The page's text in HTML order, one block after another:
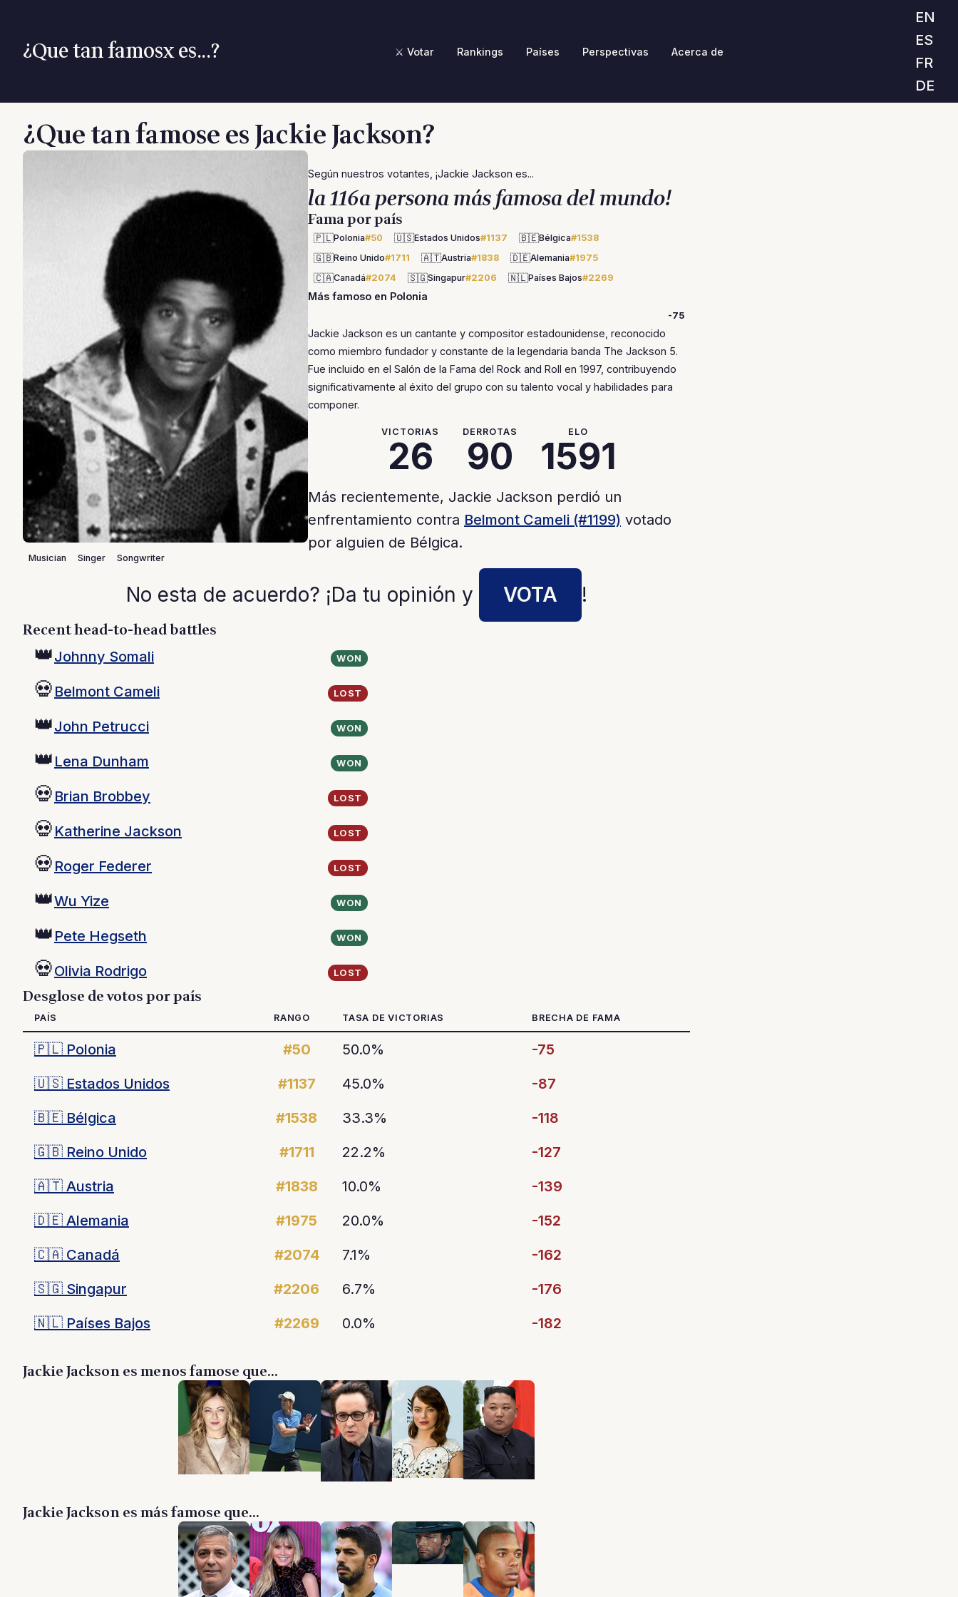
¿Que tan famosx es...? ⚔️ Votar Rankings Países Perspectivas Acerca de
EN
ES
FR
DE
¿Que tan famose es Jackie Jackson?
Musician Singer Songwriter
Según nuestros votantes, ¡Jackie Jackson es...
la 116a persona más famosa del mundo!
Fama por país
🇵🇱Polonia#50 🇺🇸Estados Unidos#1137 🇧🇪Bélgica#1538
🇬🇧Reino Unido#1711 🇦🇹Austria#1838 🇩🇪Alemania#1975
🇨🇦Canadá#2074 🇸🇬Singapur#2206 🇳🇱Países Bajos#2269
Más famoso en Polonia
-75
Jackie Jackson es un cantante y compositor estadounidense, reconocido
como miembro fundador y constante de la legendaria banda The Jackson 5.
Fue incluido en el Salón de la Fama del Rock and Roll en 1997, contribuyendo
significativamente al éxito del grupo con su talento vocal y habilidades para
componer.
VICTORIAS
26
DERROTAS
90
ELO
1591
Más recientemente, Jackie Jackson perdió un
enfrentamiento contra Belmont Cameli (#1199) votado
por alguien de Bélgica.
No esta de acuerdo? ¡Da tu opinión y VOTA !
Recent head-to-head battles
👑Johnny Somali WON
💀 Belmont Cameli LOST
👑John Petrucci WON
👑 Lena Dunham WON
💀 Brian Brobbey LOST
💀 Katherine Jackson LOST
💀 Roger Federer LOST
👑Wu Yize WON
👑 Pete Hegseth WON
💀Olivia Rodrigo LOST
Desglose de votos por país
PAÍS RANGO TASA DE VICTORIAS BRECHA DE FAMA
🇵🇱 Polonia #50 50.0%
-75
🇺🇸 Estados Unidos #1137 45.0%
-87
🇧🇪 Bélgica #1538 33.3%
-118
🇬🇧 Reino Unido #1711 22.2%
-127
🇦🇹 Austria #1838 10.0%
-139
🇩🇪 Alemania #1975 20.0%
-152
🇨🇦 Canadá #2074 7.1%
-162
🇸🇬 Singapur #2206 6.7%
-176
🇳🇱 Países Bajos #2269 0.0% -182
Jackie Jackson es menos famose que...
Jackie Jackson es más famose que...